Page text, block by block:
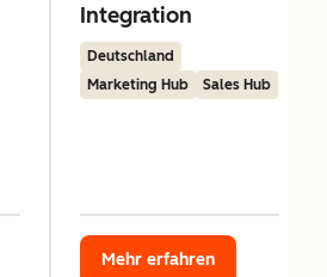
Integration
Deutschland
Marketing Hub
Sales Hub
Mehr erfahren